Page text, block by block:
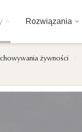
Rozwiązania
żywności